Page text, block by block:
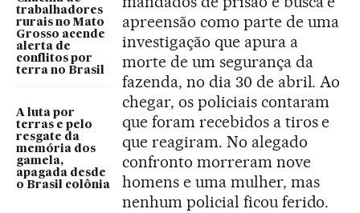
trabalhadores
rurais no Mato
Grosso acende
alerta de
conflitos por
terra no Brasil
A luta por
terras e pelo
resgate da
memória dos
gamela,
apagada desde
o Brasil colônia
apreensão como parte de uma
investigação que apura a
morte de um segurança da
fazenda, no dia 30 de abril. Ao
chegar, os policiais contaram
que foram recebidos a tiros e
que reagiram. No alegado
confronto morreram nove
homens e uma mulher, mas
nenhum policial ficou ferido.